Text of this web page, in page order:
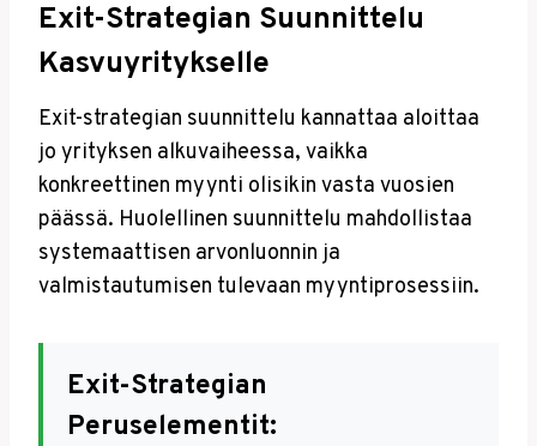
Exit-Strategian Suunnittelu
Kasvuyritykselle
Exit-strategian suunnittelu kannattaa aloittaa
jo yrityksen alkuvaiheessa, vaikka
konkreettinen myynti olisikin vasta vuosien
päässä. Huolellinen suunnittelu mahdollistaa
systemaattisen arvonluonnin ja
valmistautumisen tulevaan myyntiprosessiin.
Exit-Strategian
Peruselementit: